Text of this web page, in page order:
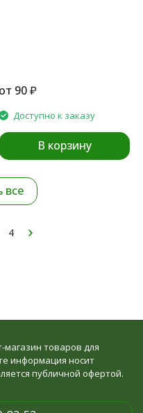
от 90₽
Доступно к заказу
В корзину
все
4
товаров для
информация носит
публичной офертой.